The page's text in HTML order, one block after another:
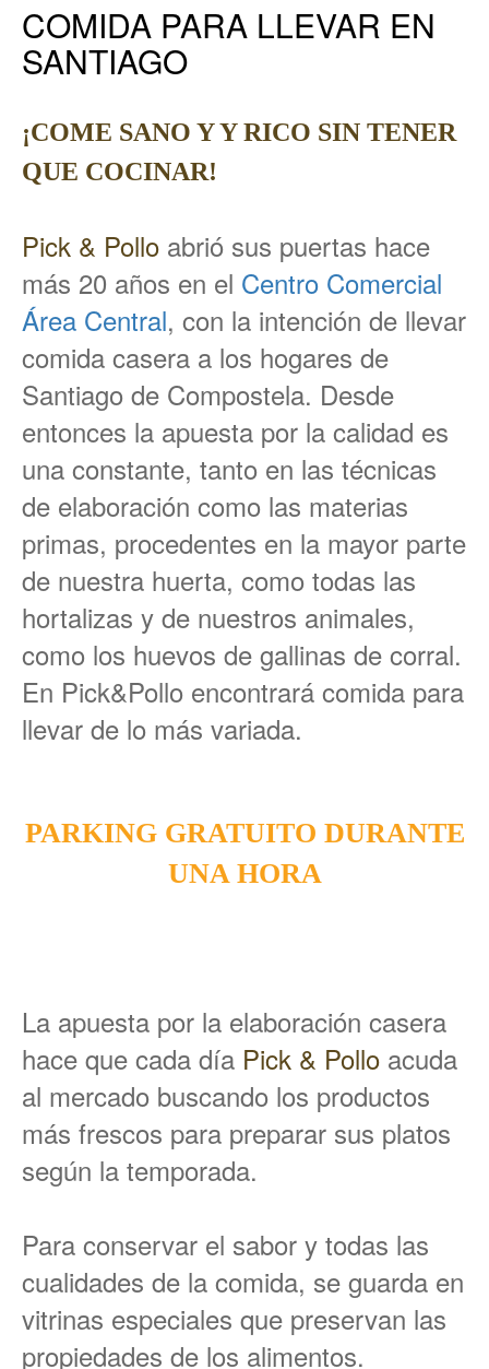
COMIDA PARA LLEVAR EN
SANTIAGO
¡COME SANO Y Y RICO SIN TENER
QUE COCINAR!
Pick & Pollo abrió sus puertas hace
más 20 años en el Centro Comercial
Área Central, con la intención de llevar
comida casera a los hogares de
Santiago de Compostela. Desde
entonces la apuesta por la calidad es
una constante, tanto en las técnicas
de elaboración como las materias
primas, procedentes en la mayor parte
de nuestra huerta, como todas las
hortalizas y de nuestros animales,
como los huevos de gallinas de corral.
En Pick&Pollo encontrará comida para
llevar de lo más variada.
PARKING GRATUITO DURANTE
UNA HORA
La apuesta por la elaboración casera
hace que cada día Pick & Pollo acuda
al mercado buscando los productos
más frescos para preparar sus platos
según la temporada.
Para conservar el sabor y todas las
cualidades de la comida, se guarda en
vitrinas especiales que preservan las
propiedades de los alimentos.